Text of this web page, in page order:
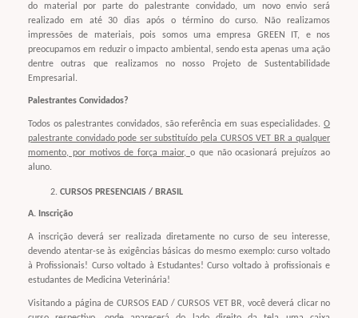
do material por parte do palestrante convidado, um novo envio será
realizado em até 30 dias após o término do curso. Não realizamos
impressões de materiais, pois somos uma empresa GREEN IT, e nos
preocupamos em reduzir o impacto ambiental, sendo esta apenas uma ação
dentre outras que realizamos no nosso Projeto de Sustentabilidade
Empresarial.
Palestrantes Convidados?
Todos os palestrantes convidados, são referência em suas especialidades. O
palestrante convidado pode ser substituído pela CURSOS VET BR a qualquer
momento, por motivos de força maior, o que não ocasionará prejuízos ao
aluno.
CURSOS PRESENCIAIS / BRASIL
A. Inscrição
A inscrição deverá ser realizada diretamente no curso de seu interesse,
devendo atentar-se às exigências básicas do mesmo exemplo: curso voltado
à Profissionais! Curso voltado à Estudantes! Curso voltado à profissionais e
estudantes de Medicina Veterinária!
Visitando a página de CURSOS EAD / CURSOS VET BR, você deverá clicar no